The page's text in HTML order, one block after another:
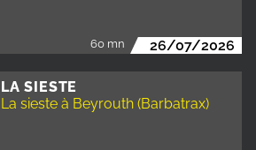
60 mn 26/07/2026
LA SIESTE
La sieste à Beyrouth (Barbatrax)